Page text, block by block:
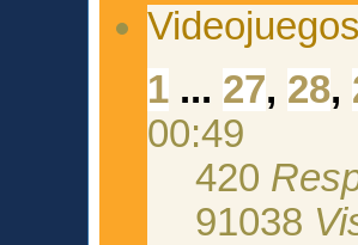
Videojuegos
1 ... 27, 28,
00:49
420
91038